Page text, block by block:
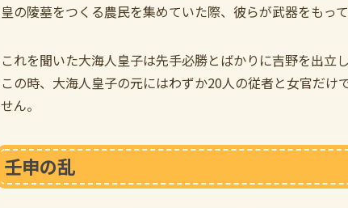
皇の陵墓をつくる農民を集めていた際、彼らが武器をもっ
これを聞いた大海人皇子は先手必勝とばかりに吉野を出立し
この時、大海人皇子の元にはわずか20人の従者と女官だ
せん。
壬申の乱